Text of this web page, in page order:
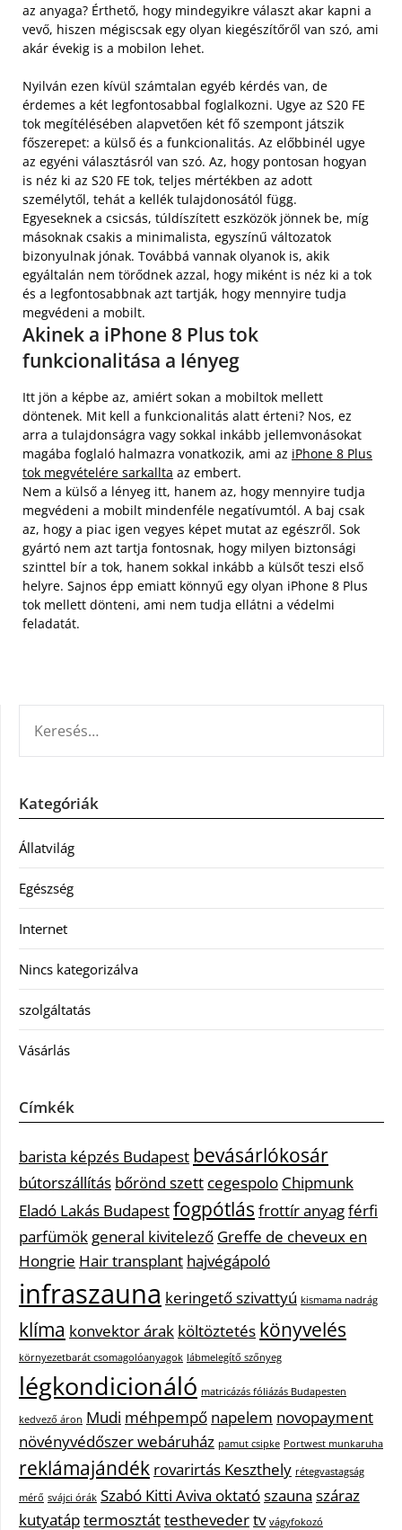
az anyaga? Érthető, hogy mindegyikre választ akar kapni a
vevő, hiszen mégiscsak egy olyan kiegészítőről van szó, ami
akár évekig is a mobilon lehet.
Nyilván ezen kívül számtalan egyéb kérdés van, de
érdemes a két legfontosabbal foglalkozni. Ugye az S20 FE
tok megítélésében alapvetően két fő szempont játszik
főszerepet: a külső és a funkcionalitás. Az előbbinél ugye
az egyéni választásról van szó. Az, hogy pontosan hogyan
is néz ki az S20 FE tok, teljes mértékben az adott
személytől, tehát a kellék tulajdonosától függ.
Egyeseknek a csicsás, túldíszített eszközök jönnek be, míg
másoknak csakis a minimalista, egyszínű változatok
bizonyulnak jónak. Továbbá vannak olyanok is, akik
egyáltalán nem törődnek azzal, hogy miként is néz ki a tok
és a legfontosabbnak azt tartják, hogy mennyire tudja
megvédeni a mobilt.
Akinek a iPhone 8 Plus tok
funkcionalitása a lényeg
Itt jön a képbe az, amiért sokan a mobiltok mellett
döntenek. Mit kell a funkcionalitás alatt érteni? Nos, ez
arra a tulajdonságra vagy sokkal inkább jellemvonásokat
magába foglaló halmazra vonatkozik, ami az iPhone 8 Plus
tok megvételére sarkallta az embert.
Nem a külső a lényeg itt, hanem az, hogy mennyire tudja
megvédeni a mobilt mindenféle negatívumtól. A baj csak
az, hogy a piac igen vegyes képet mutat az egészről. Sok
gyártó nem azt tartja fontosnak, hogy milyen biztonsági
szinttel bír a tok, hanem sokkal inkább a külsőt teszi első
helyre. Sajnos épp emiatt könnyű egy olyan iPhone 8 Plus
tok mellett dönteni, ami nem tudja ellátni a védelmi
feladatát.
Kategóriák
Állatvilág
Egészség
Internet
Nincs kategorizálva
szolgáltatás
Vásárlás
Címkék
barista képzés Budapest bevásárlókosár
bútorszállítás bőrönd szett cegespolo Chipmunk
Eladó Lakás Budapestfogpótlás frottír anyagférfi
parfümök general kivitelező Greffe de cheveux en
Hongrie Hair transplant hajvégápoló
infraszauna keringető szivattyú kismama nadrág
klíma konvektor árak költöztetés könyvelés
környezetbarát csomagolóanyagok lábmelegítő szőnyeg
légkondicionáló matricázás fóliázás Budapesten
kedvező áron Mudi méhpempő napelem novopayment
növényvédőszer webáruház pamut csipke Portwest munkaruha
reklámajándék rovarirtás Keszthely rétegvastagság
mérő svájci órák Szabó Kitti Aviva oktatószauna száraz
kutyatáptermosztáttesthevedertv vágyfokozó